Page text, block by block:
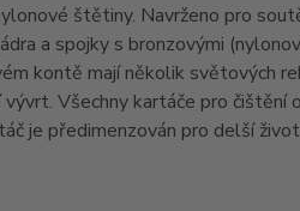
štětiny. Navrženo pro
a spojky s bronzovými
kontě mají několik světových
Všechny kartáče pro
je předimenzován pro delší